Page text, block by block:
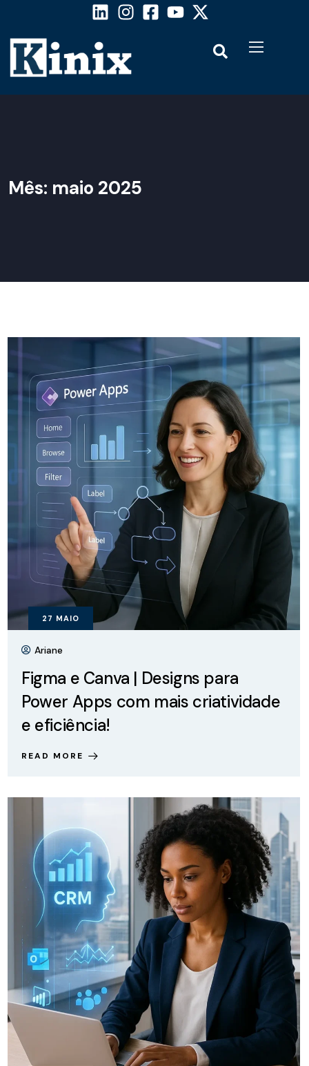
Mês: maio 2025
27 MAIO
Ariane
Figma e Canva | Designs para
Power Apps com mais criatividade
e eficiência!
READ MORE